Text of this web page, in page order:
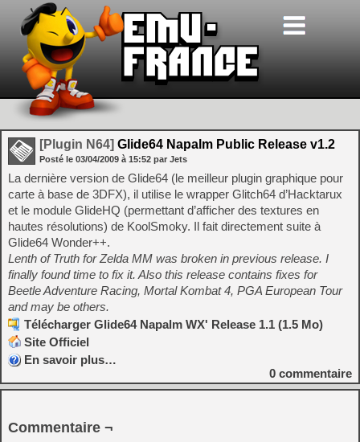
[Plugin N64] Glide64 Napalm Public Release v1.2
Posté le 03/04/2009 à 15:52 par Jets
La dernière version de Glide64 (le meilleur plugin graphique pour
carte à base de 3DFX), il utilise le wrapper Glitch64 d’Hacktarux
et le module GlideHQ (permettant d’afficher des textures en
hautes résolutions) de KoolSmoky. Il fait directement suite à
Glide64 Wonder++.
Lenth of Truth for Zelda MM was broken in previous release. I
finally found time to fix it. Also this release contains fixes for
Beetle Adventure Racing, Mortal Kombat 4, PGA European Tour
and may be others.
Télécharger Glide64 Napalm WX' Release 1.1 (1.5 Mo)
Site Officiel
En savoir plus…
0 commentaire
Commentaire ¬